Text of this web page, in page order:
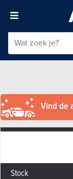
Vind de
Stock